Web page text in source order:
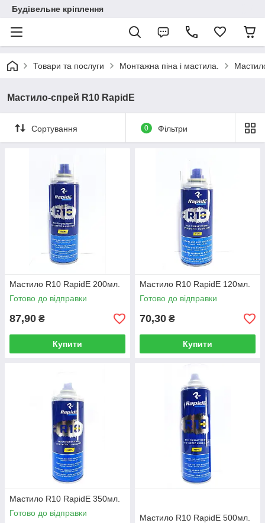
Будівельне кріплення
Товари та послуги Монтажна піна і мастила.
Мастило-спрей R10 RapidE
Сортування 0 Фільтри
Мастило R10 RapidE 200мл.
Готово до відправки
87,90 ₴
Купити
Мастило R10 RapidE 120мл.
Готово до відправки
70,30 ₴
Купити
Мастило R10 RapidE 350мл.
Готово до відправки
Мастило R10 RapidE 500мл.